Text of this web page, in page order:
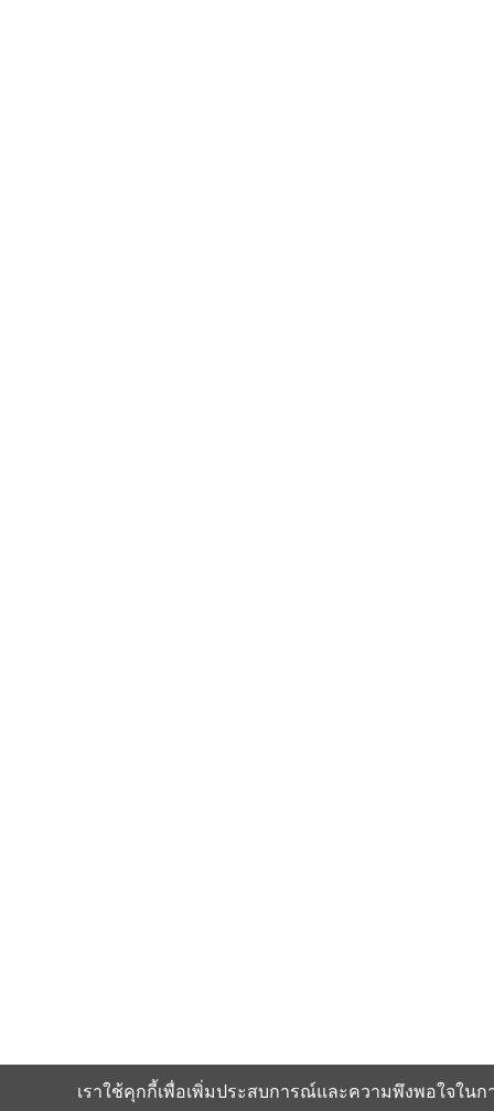
เราใช้คุกกี้เพื่อเพิ่มประสบการณ์และความพึงพอใจใน